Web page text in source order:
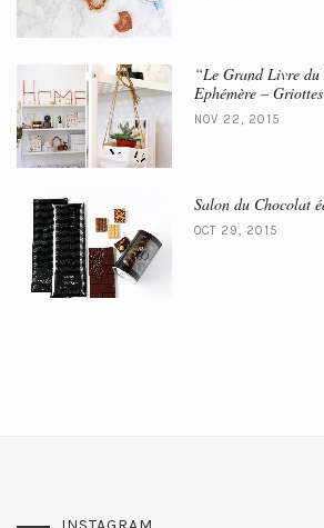
“Le Grand Livre
Ephémère – Griottes
NOV 22, 2015
Salon du Chocolat
OCT 29, 2015